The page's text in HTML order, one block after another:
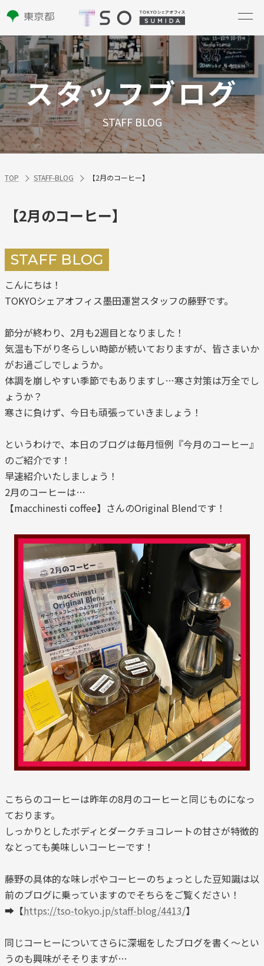
スタッフブログ
STAFF BLOG
TOP STAFF-BLOG 【2月のコーヒー】
【2月のコーヒー】
STAFF BLOG
こんにちは！
TOKYOシェアオフィス墨田運営スタッフの藤野です。
節分が終わり、2月も2週目となりました！
気温も下がり冬らしい時節が続いておりますが、皆さまいか
がお過ごしでしょうか。
体調を崩しやすい季節でもありますし…寒さ対策は万全でし
ょうか？
寒さに負けず、今日も頑張っていきましょう！
というわけで、本日のブログは毎月恒例『今月のコーヒー』
のご紹介です！
早速紹介いたしましょう！
2月のコーヒーは…
【macchinesti coffee】さんのOriginal Blendです！
こちらのコーヒーは昨年の8月のコーヒーと同じものになっ
ております。
しっかりとしたボディとダークチョコレートの甘さが特徴的
なとっても美味しいコーヒーです！
藤野の具体的な味レポやコーヒーのちょっとした豆知識は以
前のブログに乗っていますのでそちらをご覧ください！
➡【https://tso-tokyo.jp/staff-blog/4413/】
同じコーヒーについてさらに深堀をしたブログを書く～とい
うのも興味がそそりますが…